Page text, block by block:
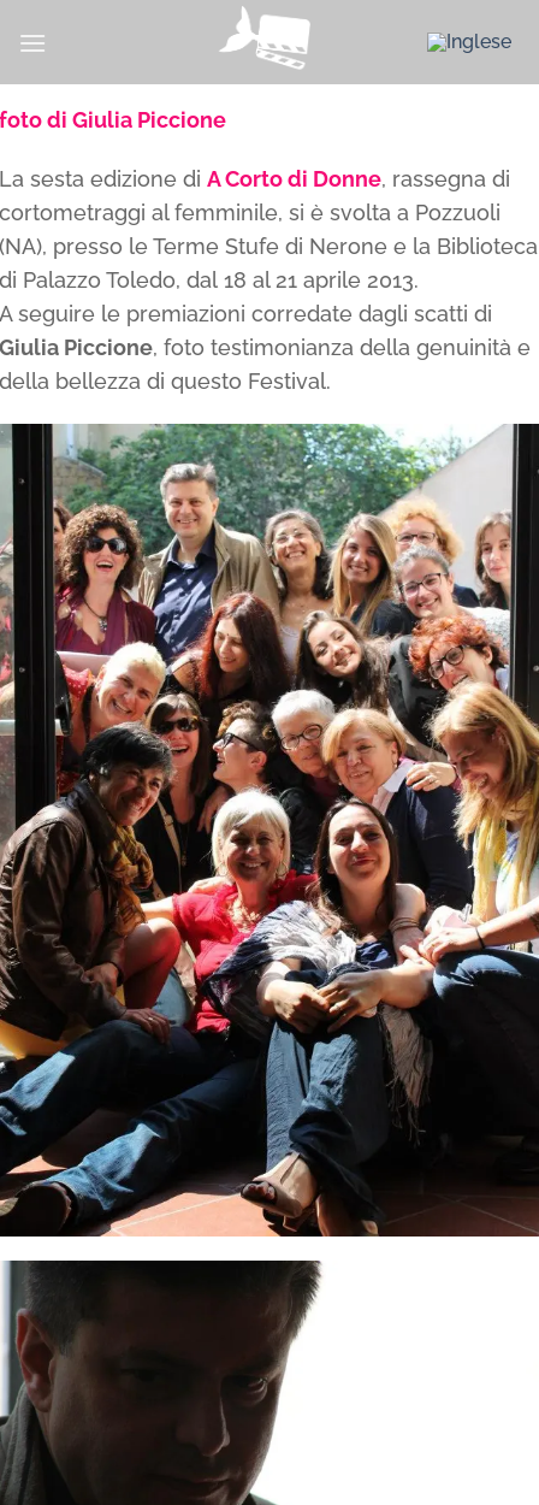
foto di Giulia Piccione
La sesta edizione di A Corto di Donne, rassegna di
cortometraggi al femminile, si è svolta a Pozzuoli
(NA), presso le Terme Stufe di Nerone e la Biblioteca
di Palazzo Toledo, dal 18 al 21 aprile 2013.
A seguire le premiazioni corredate dagli scatti di
Giulia Piccione, foto testimonianza della genuinità e
della bellezza di questo Festival.